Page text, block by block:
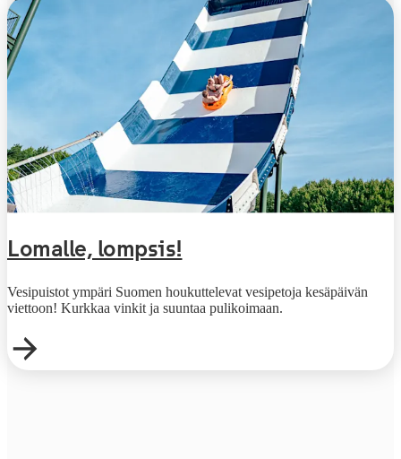
Lomalle, lompsis!
Vesipuistot ympäri Suomen houkuttelevat vesipetoja kesäpäivän
viettoon! Kurkkaa vinkit ja suuntaa pulikoimaan.